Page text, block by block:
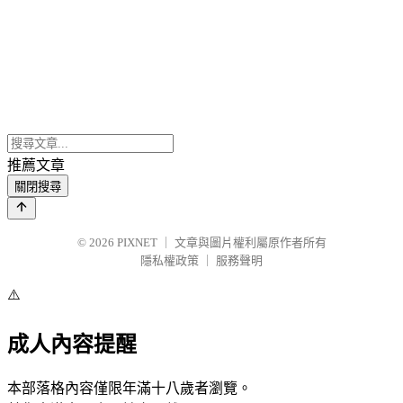
推薦文章
關閉搜尋
© 2026 PIXNET
文章與圖片權利屬原作者所有
隱私權政策
服務聲明
⚠️
成人內容提醒
本部落格內容僅限年滿十八歲者瀏覽。